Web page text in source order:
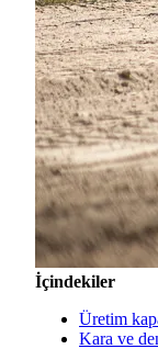
İçindekiler
Üretim
Kara ve